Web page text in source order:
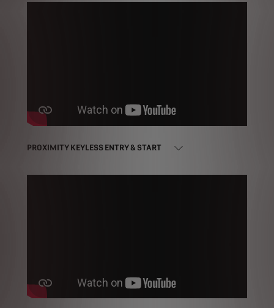
PROXIMITY KEYLESS ENTRY & START